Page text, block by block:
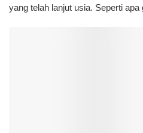
yang telah lanjut usia. Seperti apa